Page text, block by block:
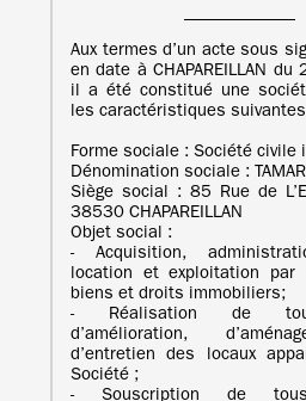
Aux termes d’un acte sous
en date à CHAPAREILLAN
il a été constitué une
les caractéristiques
Forme sociale : Société civile
Dénomination sociale :
Siège social : 85 Rue de
38530 CHAPAREILLAN
Objet social :
- Acquisition,
location et exploitation
biens et droits immobiliers;
- Réalisation de
d’amélioration,
d’entretien des locaux
Société ;
- Souscription de